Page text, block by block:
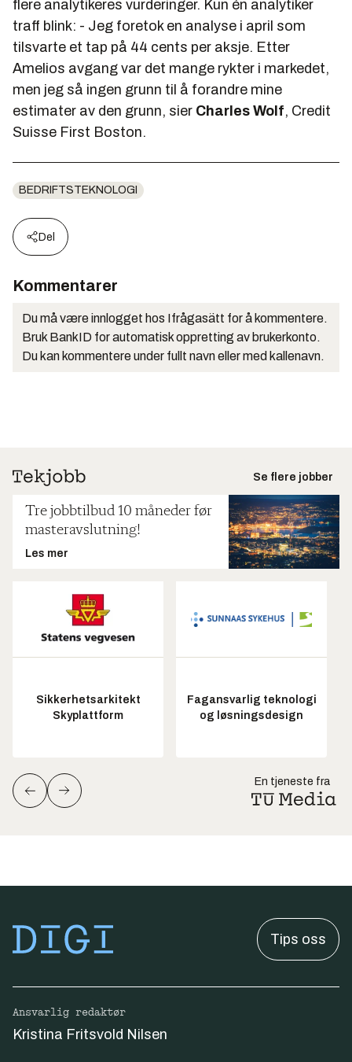
flere analytikeres vurderinger. Kun én analytiker
traff blink: - Jeg foretok en analyse i april som
tilsvarte et tap på 44 cents per aksje. Etter
Amelios avgang var det mange rykter i markedet,
men jeg så ingen grunn til å forandre mine
estimater av den grunn, sier Charles Wolf, Credit
Suisse First Boston.
BEDRIFTSTEKNOLOGI
Del
Kommentarer
Du må være innlogget hos Ifrågasätt for å kommentere.
Bruk BankID for automatisk oppretting av brukerkonto.
Du kan kommentere under fullt navn eller med kallenavn.
Se flere jobber
Tre jobbtilbud 10 måneder før
masteravslutning!
Les mer
Sikkerhetsarkitekt
Skyplattform
Fagansvarlig teknologi
og løsningsdesign
En tjeneste fra
Tips oss
Ansvarlig redaktør
Kristina Fritsvold Nilsen